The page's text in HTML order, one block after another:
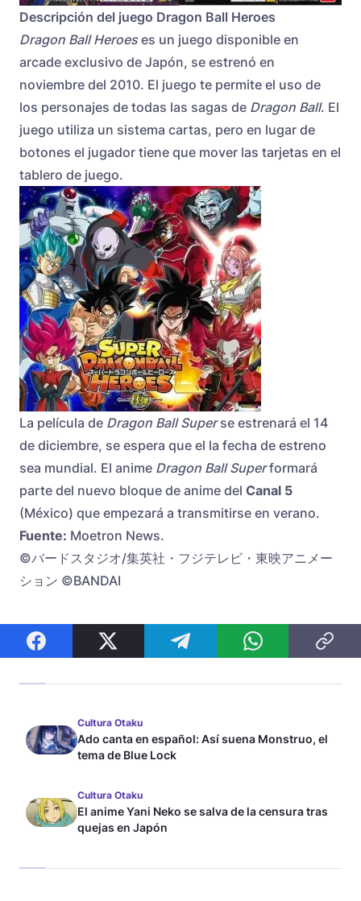
Descripción del juego Dragon Ball Heroes
Dragon Ball Heroeses un juego disponible en
arcade exclusivo de Japón, se estrenó en
noviembre del 2010. El juego te permite el uso de
los personajes de todas las sagas de Dragon Ball. El
juego utiliza un sistema cartas, pero en lugar de
botones el jugador tiene que mover las tarjetas en el
tablero de juego.
La película de Dragon Ball Superse estrenará el 14
de diciembre, se espera que el la fecha de estreno
sea mundial. El anime Dragon Ball Superformará
parte del nuevo bloque de anime del Canal 5
(México) que empezará a transmitirse en verano.
Fuente: Moetron News.
©バードスタジオ/集英社・フジテレビ・東映アニメー
ション ©BANDAI
Cultura Otaku
Ado canta en español: Así suena Monstruo, el
tema de Blue Lock
Cultura Otaku
El anime Yani Neko se salva de la censura tras
quejas en Japón